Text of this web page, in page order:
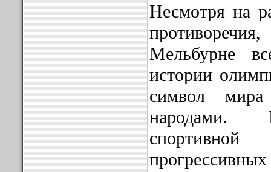
Несмотря на
Мельбурне
истории
символ
народами.